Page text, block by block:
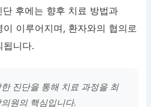
후에는 향후 치료 방법과
이루어지며, 환자와의 협의로
됩니다.
진단을 통해 치료 과정을 최
원의 핵심입니다.